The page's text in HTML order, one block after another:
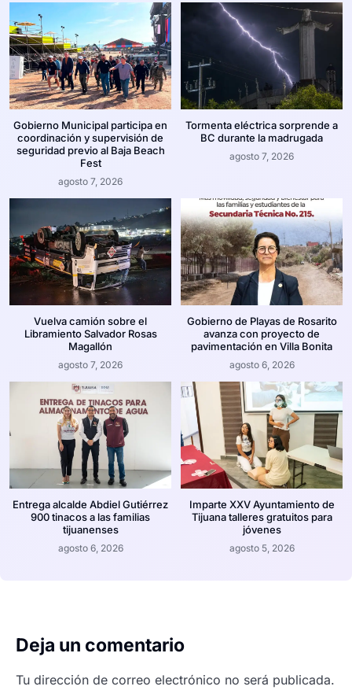
Gobierno Municipal participa en
coordinación y supervisión de
seguridad previo al Baja Beach
Fest
agosto 7, 2026
Tormenta eléctrica sorprende a
BC durante la madrugada
agosto 7, 2026
Vuelva camión sobre el
Libramiento Salvador Rosas
Magallón
agosto 7, 2026
Gobierno de Playas de Rosarito
avanza con proyecto de
pavimentación en Villa Bonita
agosto 6, 2026
Entrega alcalde Abdiel Gutiérrez
900 tinacos a las familias
tijuanenses
agosto 6, 2026
Imparte XXV Ayuntamiento de
Tijuana talleres gratuitos para
jóvenes
agosto 5, 2026
Deja un comentario
Tu dirección de correo electrónico no será publicada.